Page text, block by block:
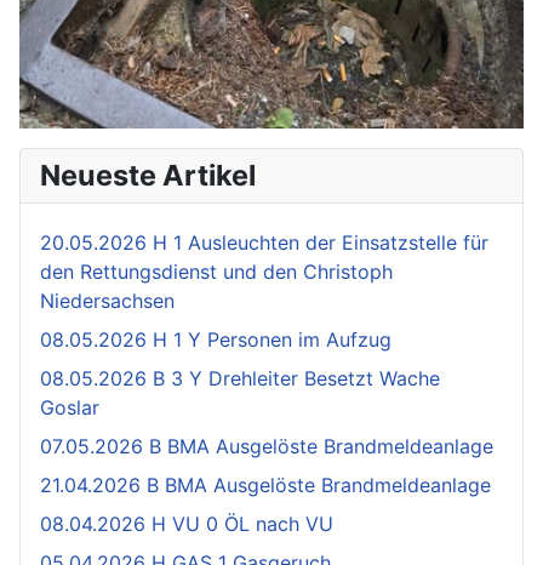
Neueste Artikel
20.05.2026 H 1 Ausleuchten der Einsatzstelle für
den Rettungsdienst und den Christoph
Niedersachsen
08.05.2026 H 1 Y Personen im Aufzug
08.05.2026 B 3 Y Drehleiter Besetzt Wache
Goslar
07.05.2026 B BMA Ausgelöste Brandmeldeanlage
21.04.2026 B BMA Ausgelöste Brandmeldeanlage
08.04.2026 H VU 0 ÖL nach VU